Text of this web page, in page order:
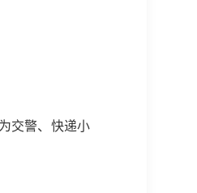
交警、快递小